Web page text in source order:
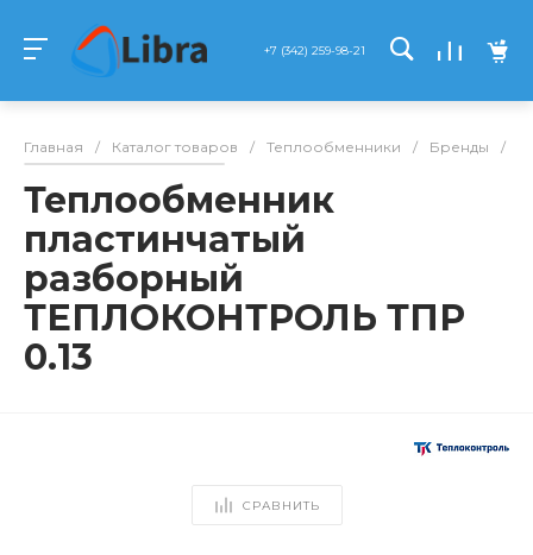
+7 (342) 259-98-21
Главная / Каталог товаров / Теплообменники / Бренды /
Теплообменник
пластинчатый
разборный
ТЕПЛОКОНТРОЛЬ ТПР
0.13
СРАВНИТЬ